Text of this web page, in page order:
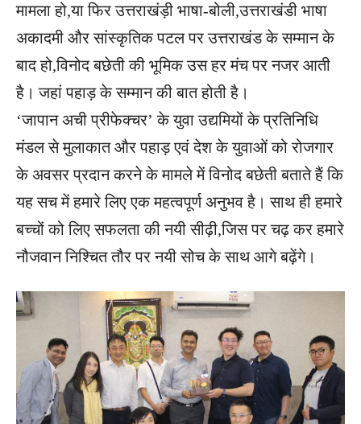
मामला हो,या फिर उत्तराखंड़ी भाषा-बोली,उत्तराखंडी भाषा
अकादमी और सांस्कृतिक पटल पर उत्तराखंड के सम्मान के
बाद हो,विनोद बछेती की भूमिक उस हर मंच पर नजर आती
है। जहां पहाड़ के सम्मान की बात होती है।
‘जापान अची प्रीफेक्चर’ के युवा उद्यमियों के प्रतिनिधि
मंडल से मुलाकात और पहाड़ एवं देश के युवाओं को रोजगार
के अवसर प्रदान करने के मामले में विनोद बछेती बताते हैं कि
यह सच में हमारे लिए एक महत्वपूर्ण अनुभव है। साथ ही हमारे
बच्चों को लिए सफलता की नयी सीढ़ी,जिस पर चढ़ कर हमारे
नौजवान निश्चित तौर पर नयी सोच के साथ आगे बढ़ेंगे।